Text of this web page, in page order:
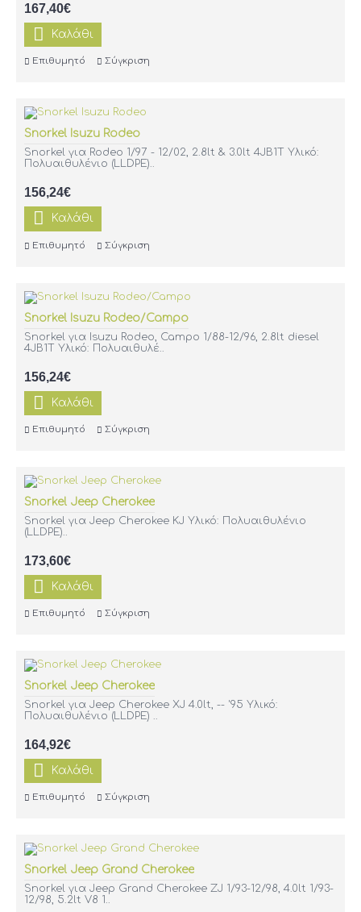
167,40€
Καλάθι
Επιθυμητό Σύγκριση
Snorkel Isuzu Rodeo
Snorkel για Rodeo 1/97 - 12/02, 2.8lt & 3.0lt 4JB1T Υλικό:
Πολυαιθυλένιο (LLDPE)..
156,24€
Καλάθι
Επιθυμητό Σύγκριση
Snorkel Isuzu Rodeo/Campo
Snorkel για Isuzu Rodeo, Campo 1/88-12/96, 2.8lt diesel
4JB1T Υλικό: Πολυαιθυλέ..
156,24€
Καλάθι
Επιθυμητό Σύγκριση
Snorkel Jeep Cherokee
Snorkel για Jeep Cherokee KJ Υλικό: Πολυαιθυλένιο
(LLDPE)..
173,60€
Καλάθι
Επιθυμητό Σύγκριση
Snorkel Jeep Cherokee
Snorkel για Jeep Cherokee XJ 4.0lt, -- '95 Υλικό:
Πολυαιθυλένιο (LLDPE) ..
164,92€
Καλάθι
Επιθυμητό Σύγκριση
Snorkel Jeep Grand Cherokee
Snorkel για Jeep Grand Cherokee ZJ 1/93-12/98, 4.0lt 1/93-
12/98, 5.2lt V8 1..